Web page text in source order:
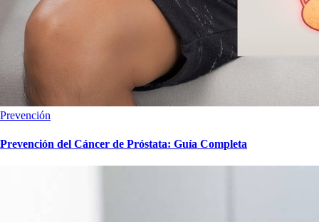
Prevención
Prevención del Cáncer de Próstata: Guía Completa